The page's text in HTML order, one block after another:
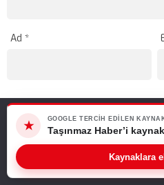
Ad *
Web sitemizde size en iyi
kullanıyoruz. Bu siteyi
ettiğinizi
★
GOOGLE TERCIH EDILEN
Taşınmaz Haber’i
Kaynaklara